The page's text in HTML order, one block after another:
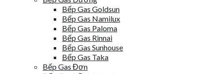
Bếp Gas Goldsun
Bếp Gas Namilux
Bếp Gas Paloma
Bếp Gas Rinnai
Bếp Gas Sunhouse
Bếp Gas Taka
Bếp Gas Đơn